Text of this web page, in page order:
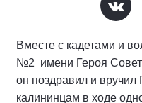
Вместе с кадетами и
№2 имени Героя
он поздравил и вручил
калининцам в ходе